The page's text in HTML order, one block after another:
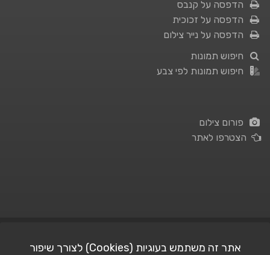
הדפסה על קנבס
הדפסה על זכוכית
הדפסה על נייר צילום
חיפוש תמונות
חיפוש תמונות לפי צבע
פורום צילום
הצטרפו לאתר
אתר זה משתמש בעוגיות (Cookies) לצורך שיפור